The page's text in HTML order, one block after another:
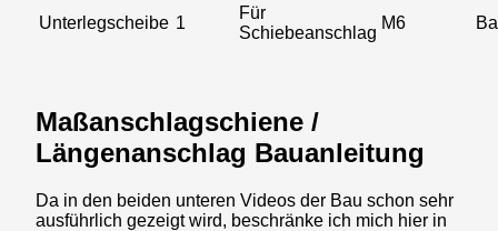
Unterlegscheibe 1
Für
Schiebeanschlag
M6
Maßanschlagschiene /
Längenanschlag Bauanleitung
Da in den beiden unteren Videos der Bau schon sehr
ausführlich gezeigt wird, beschränke ich mich hier in